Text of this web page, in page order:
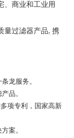
、商业和工业用
量过滤器产品, 携
龙服务。
品。
项专利，国家高新
案。